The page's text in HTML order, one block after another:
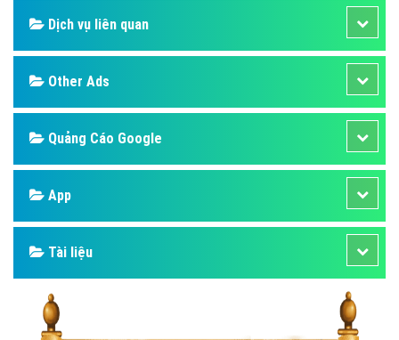
Dịch vụ liên quan
Other Ads
Quảng Cáo Google
App
Tài liệu